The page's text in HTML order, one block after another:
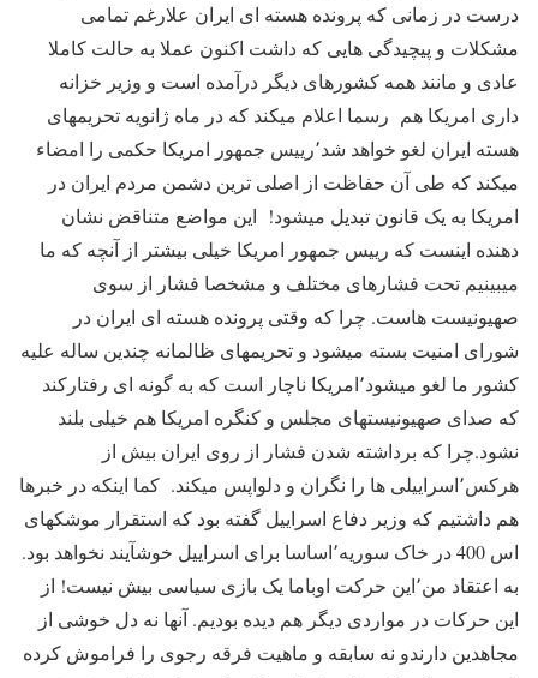
درست در زمانی که پرونده هسته ای ایران علارغم تمامی
مشکلات و پیچیدگی هایی که داشت اکنون عملا به حالت کاملا
عادی و مانند همه کشورهای دیگر درآمده است و وزیر خزانه
داری امریکا هم رسما اعلام میکند که در ماه ژانویه تحریمهای
هسته ایران لغو خواهد شد٬رییس جمهور امریکا حکمی را امضاء
میکند که طی آن حفاظت از اصلی ترین دشمن مردم ایران در
امریکا به یک قانون تبدیل میشود! این مواضع متناقض نشان
دهنده اینست که رییس جمهور امریکا خیلی بیشتر از آنچه که ما
میبینیم تحت فشارهای مختلف و مشخصا فشار از سوی
صهیونیست هاست. چرا که وقتی پرونده هسته ای ایران در
شورای امنیت بسته میشود و تحریمهای ظالمانه چندین ساله علیه
کشور ما لغو میشود٬امریکا ناچار است که به گونه ای رفتارکند
که صدای صهیونیستهای مجلس و کنگره امریکا هم خیلی بلند
نشود.چرا که برداشته شدن فشار از روی ایران بیش از
هرکس٬اسراییلی ها را نگران و دلواپس میکند. کما اینکه در خبرها
هم داشتیم که وزیر دفاع اسراییل گفته بود که استقرار موشکهای
اس 400 در خاک سوریه٬اساسا برای اسراییل خوشآیند نخواهد بود.
به اعتقاد من٬این حرکت اوباما یک بازی سیاسی بیش نیست! از
این حرکات در مواردی دیگر هم دیده بودیم. آنها نه دل خوشی از
مجاهدین دارندو نه سابقه و ماهیت فرقه رجوی را فراموش کرده